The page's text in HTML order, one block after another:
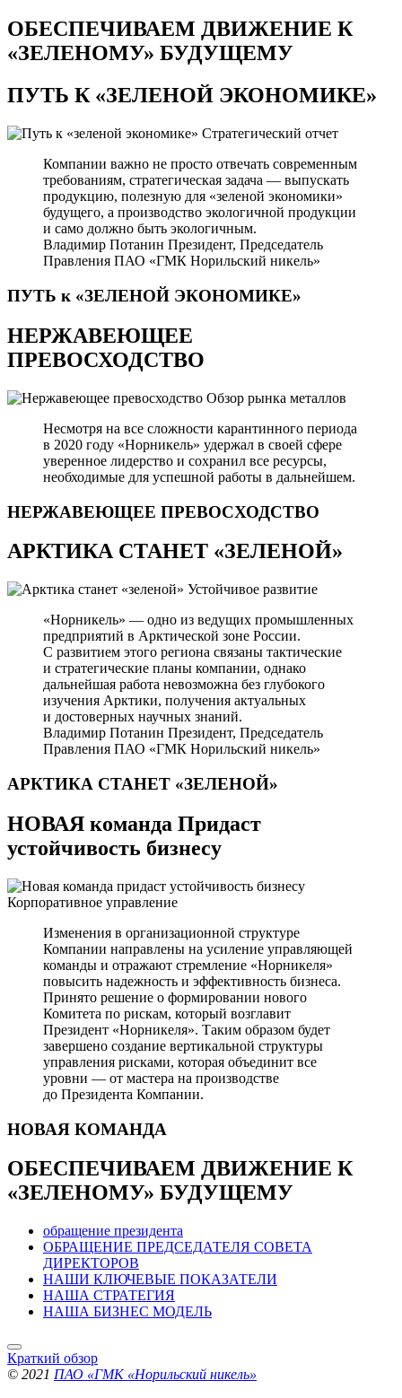
ОБЕСПЕЧИВАЕМ ДВИЖЕНИЕ К
«ЗЕЛЕНОМУ» БУДУЩЕМУ
ПУТЬ К«ЗЕЛЕНОЙ ЭКОНОМИКЕ»
Стратегический отчет
Компании важно не просто отвечать современным
требованиям, стратегическая задача — выпускать
продукцию, полезную для «зеленой экономики»
будущего, а производство экологичной продукции
и само должно быть экологичным.
Владимир Потанин Президент, Председатель
Правления ПАО «ГМК Норильский никель»
ПУТЬ к «ЗЕЛЕНОЙ ЭКОНОМИКЕ»
НЕРЖАВЕЮЩЕЕ
ПРЕВОСХОДСТВО
Обзор рынка металлов
Несмотря на все сложности карантинного периода
в 2020 году «Норникель» удержал в своей сфере
уверенное лидерство и сохранил все ресурсы,
необходимые для успешной работы в дальнейшем.
НЕРЖАВЕЮЩЕЕ ПРЕВОСХОДСТВО
АРКТИКА СТАНЕТ «ЗЕЛЕНОЙ»
Устойчивое развитие
«Норникель» — одно из ведущих промышленных
предприятий в Арктической зоне России.
С развитием этого региона связаны тактические
и стратегические планы компании, однако
дальнейшая работа невозможна без глубокого
изучения Арктики, получения актуальных
и достоверных научных знаний.
Владимир Потанин Президент, Председатель
Правления ПАО «ГМК Норильский никель»
АРКТИКА СТАНЕТ «ЗЕЛЕНОЙ»
НОВАЯ команда Придаст
устойчивость бизнесу
Корпоративное управление
Изменения в организационной структуре
Компании направлены на усиление управляющей
команды и отражают стремление «Норникеля»
повысить надежность и эффективность бизнеса.
Принято решение о формировании нового
Комитета по рискам, который возглавит
Президент «Норникеля». Таким образом будет
завершено создание вертикальной структуры
управления рисками, которая объединит все
уровни — от мастера на производстве
до Президента Компании.
НОВАЯ КОМАНДА
ОБЕСПЕЧИВАЕМ ДВИЖЕНИЕ К
«ЗЕЛЕНОМУ» БУДУЩЕМУ
обращение президента
ОБРАЩЕНИЕ ПРЕДСЕДАТЕЛЯ СОВЕТА
ДИРЕКТОРОВ
НАШИ КЛЮЧЕВЫЕ ПОКАЗАТЕЛИ
НАША СТРАТЕГИЯ
НАША БИЗНЕС МОДЕЛЬ
Краткий обзор
© 2021 ПАО «ГМК «Норильский никель»